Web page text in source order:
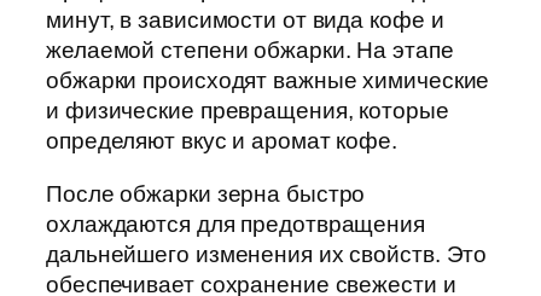
минут, в зависимости от вида кофе и
желаемой степени обжарки. На этапе
обжарки происходят важные химические
и физические превращения, которые
определяют вкус и аромат кофе.
После обжарки зерна быстро
охлаждаются для предотвращения
дальнейшего изменения их свойств. Это
обеспечивает сохранение свежести и